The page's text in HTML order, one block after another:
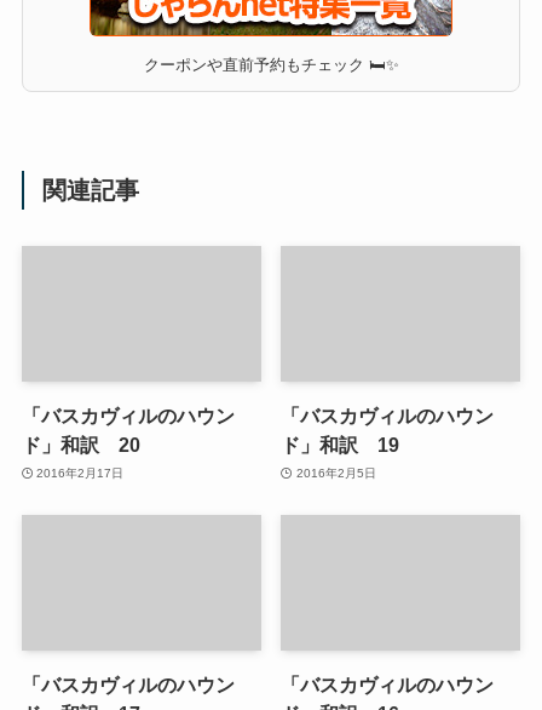
クーポンや直前予約もチェック 🛏✨
関連記事
「バスカヴィルのハウン
ド」和訳 20
2016年2月17日
「バスカヴィルのハウン
ド」和訳 19
2016年2月5日
「バスカヴィルのハウン
「バスカヴィルのハウン